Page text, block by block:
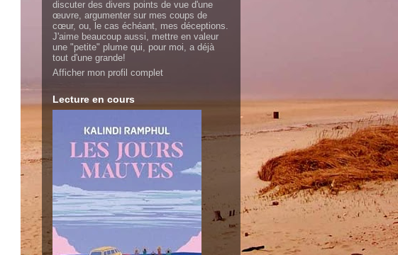
discuter des divers points de vue d'une
œuvre, argumenter sur mes coups de
cœur, ou, le cas échéant, mes déceptions.
J'aime beaucoup aussi, mettre en valeur
une "petite" plume qui, pour moi, a déjà
tout d'une grande!
Afficher mon profil complet
Lecture en cours